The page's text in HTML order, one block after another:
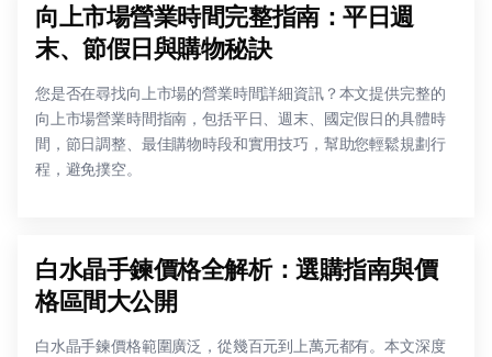
向上市場營業時間完整指南：平日週
末、節假日與購物秘訣
您是否在尋找向上市場的營業時間詳細資訊？本文提供完整的
向上市場營業時間指南，包括平日、週末、國定假日的具體時
間，節日調整、最佳購物時段和實用技巧，幫助您輕鬆規劃行
程，避免撲空。
白水晶手鍊價格全解析：選購指南與價
格區間大公開
白水晶手鍊價格範圍廣泛，從幾百元到上萬元都有。本文深度